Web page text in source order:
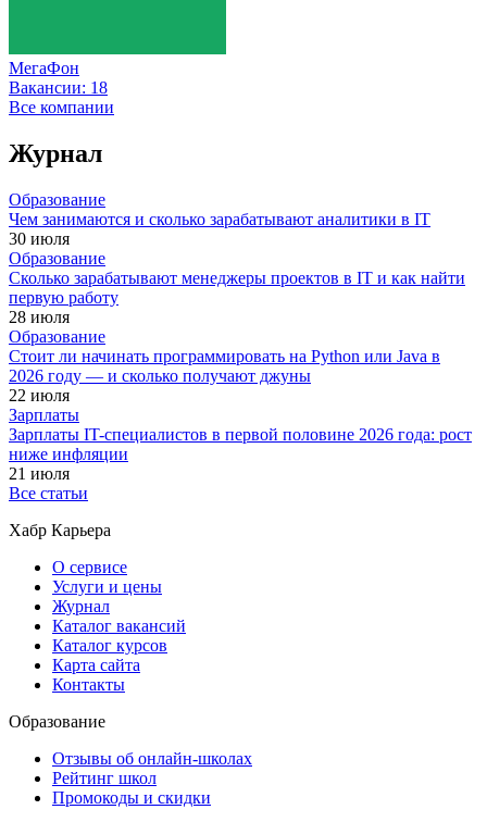
МегаФон
Вакансии: 18
Все компании
Журнал
Образование
Чем занимаются и сколько зарабатывают аналитики в IT
30 июля
Образование
Сколько зарабатывают менеджеры проектов в IT и как найти
первую работу
28 июля
Образование
Стоит ли начинать программировать на Python или Java в
2026 году — и сколько получают джуны
22 июля
Зарплаты
Зарплаты IT-специалистов в первой половине 2026 года: рост
ниже инфляции
21 июля
Все статьи
Хабр Карьера
О сервисе
Услуги и цены
Журнал
Каталог вакансий
Каталог курсов
Карта сайта
Контакты
Образование
Отзывы об онлайн-школах
Рейтинг школ
Промокоды и скидки